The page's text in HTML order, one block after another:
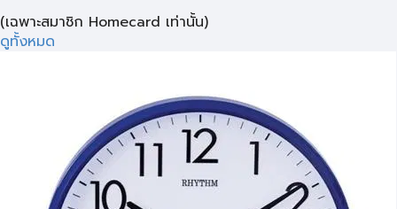
(เฉพาะสมาชิก Homecard เท่านั้น)
ดูทั้งหมด